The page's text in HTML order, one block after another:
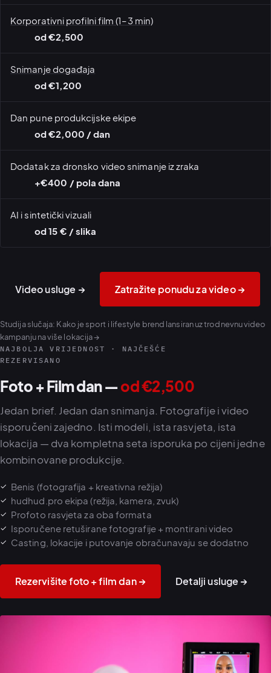
Korporativni profilni film (1–3 min)
od €2,500
Snimanje događaja
od €1,200
Dan pune produkcijske ekipe
od €2,000 / dan
Dodatak za dronsko video snimanje iz zraka
+€400 / pola dana
AI i sintetički vizuali
od 15 € / slika
Kreativna režija · dan
snimanja
produkcijski dan
Video usluge → Zatražite ponudu za video →
Studija slučaja: Kako je sport i lifestyle brend lansiran uz trodnevnu video
kampanju na više lokacija →
NAJBOLJA VRIJEDNOST · NAJČEŠĆE
REZERVISANO
Foto + Film dan —od €2,500
Jedan brief. Jedan dan snimanja. Fotografije i video
isporučeni zajedno. Isti modeli, ista rasvjeta, ista
lokacija — dva kompletna seta isporuka po cijeni jedne
kombinovane produkcije.
Benis (fotografija + kreativna režija)
hudhud.pro ekipa (režija, kamera, zvuk)
Profoto rasvjeta za oba formata
Isporučene retuširane fotografije + montirani video
Casting, lokacije i putovanje obračunavaju se dodatno
Rezervišite foto + film dan → Detalji usluge →